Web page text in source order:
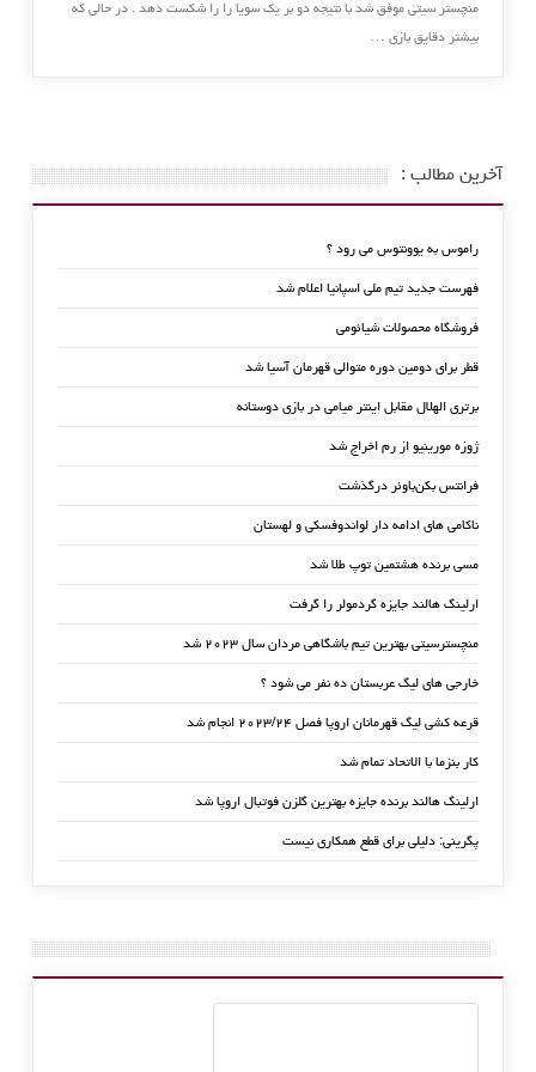
منچستر سیتی موفق شد با نتیجه دو بر یک سویا را را شکست دهد . در حالی که
بیشتر دقایق بازی …
آخرین مطالب :
راموس به یوونتوس می رود ؟
فهرست جدید تیم ملی اسپانیا اعلام شد
فروشگاه محصولات شیائومی
قطر برای دومین دوره متوالی قهرمان آسیا شد
برتری الهلال مقابل اینتر میامی در بازی دوستانه
ژوزه مورینیو از رم اخراج شد
فرانتس بکن‌باوئر درگذشت
ناکامی های ادامه دار لواندوفسکی و لهستان
مسی برنده هشتمین توپ طلا شد
ارلینگ هالند جایزه گردمولر را گرفت
منچسترسیتی بهترین تیم باشگاهی مردان سال ۲۰۲۳ شد
خارجی های لیگ عربستان ده نفر می شود ؟
قرعه کشی لیگ قهرمانان اروپا فصل ۲۰۲۳/۲۴ انجام شد
کار بنزما با الاتحاد تمام شد
ارلینگ هالند برنده جایزه بهترین گلزن فوتبال اروپا شد
پگرینی: دلیلی برای قطع همکاری نیست